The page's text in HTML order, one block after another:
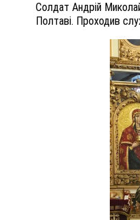
Солдат Андрій
Полтаві. Проходив